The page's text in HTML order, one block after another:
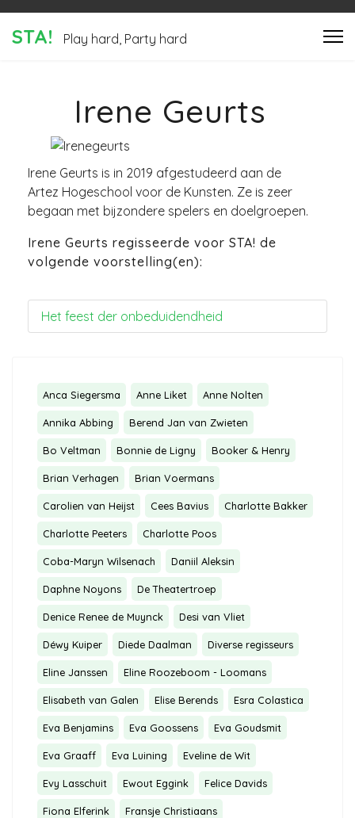
STA! Play hard, Party hard
Irene Geurts
Irene Geurts is in 2019 afgestudeerd aan de
Artez Hogeschool voor de Kunsten. Ze is zeer
begaan met bijzondere spelers en doelgroepen.
Irene Geurts regisseerde voor STA! de
volgende voorstelling(en):
Het feest der onbeduidendheid
Anca Siegersma Anne Liket Anne Nolten
Annika Abbing Berend Jan van Zwieten
Bo Veltman Bonnie de Ligny Booker & Henry
Brian Verhagen Brian Voermans
Carolien van Heijst Cees Bavius Charlotte Bakker
Charlotte Peeters Charlotte Poos
Coba-Maryn Wilsenach Daniil Aleksin
Daphne Noyons De Theatertroep
Denice Renee de Muynck Desi van Vliet
Déwy Kuiper Diede Daalman Diverse regisseurs
Eline Janssen Eline Roozeboom - Loomans
Elisabeth van Galen Elise Berends Esra Colastica
Eva Benjamins Eva Goossens Eva Goudsmit
Eva Graaff Eva Luining Eveline de Wit
Evy Lasschuit Ewout Eggink Felice Davids
Fiona Elferink Fransje Christiaans